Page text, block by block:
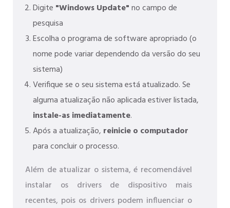
Digite "Windows Update"no campo de
pesquisa
Escolha o programa de software apropriado (o
nome pode variar dependendo da versão do seu
sistema)
Verifique se o seu sistema está atualizado. Se
alguma atualização não aplicada estiver listada,
instale-as imediatamente.
Após a atualização, reinicie o computador
para concluir o processo.
Além de atualizar o sistema, é recomendável
instalar os drivers de dispositivo mais
recentes, pois os drivers podem influenciar o